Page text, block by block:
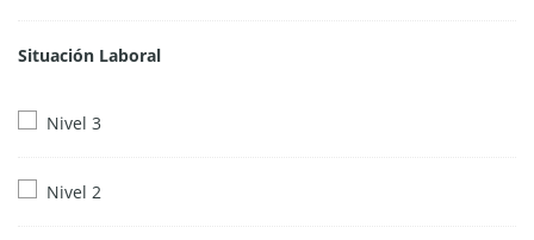
Situación Laboral
Nivel 3
Nivel 2